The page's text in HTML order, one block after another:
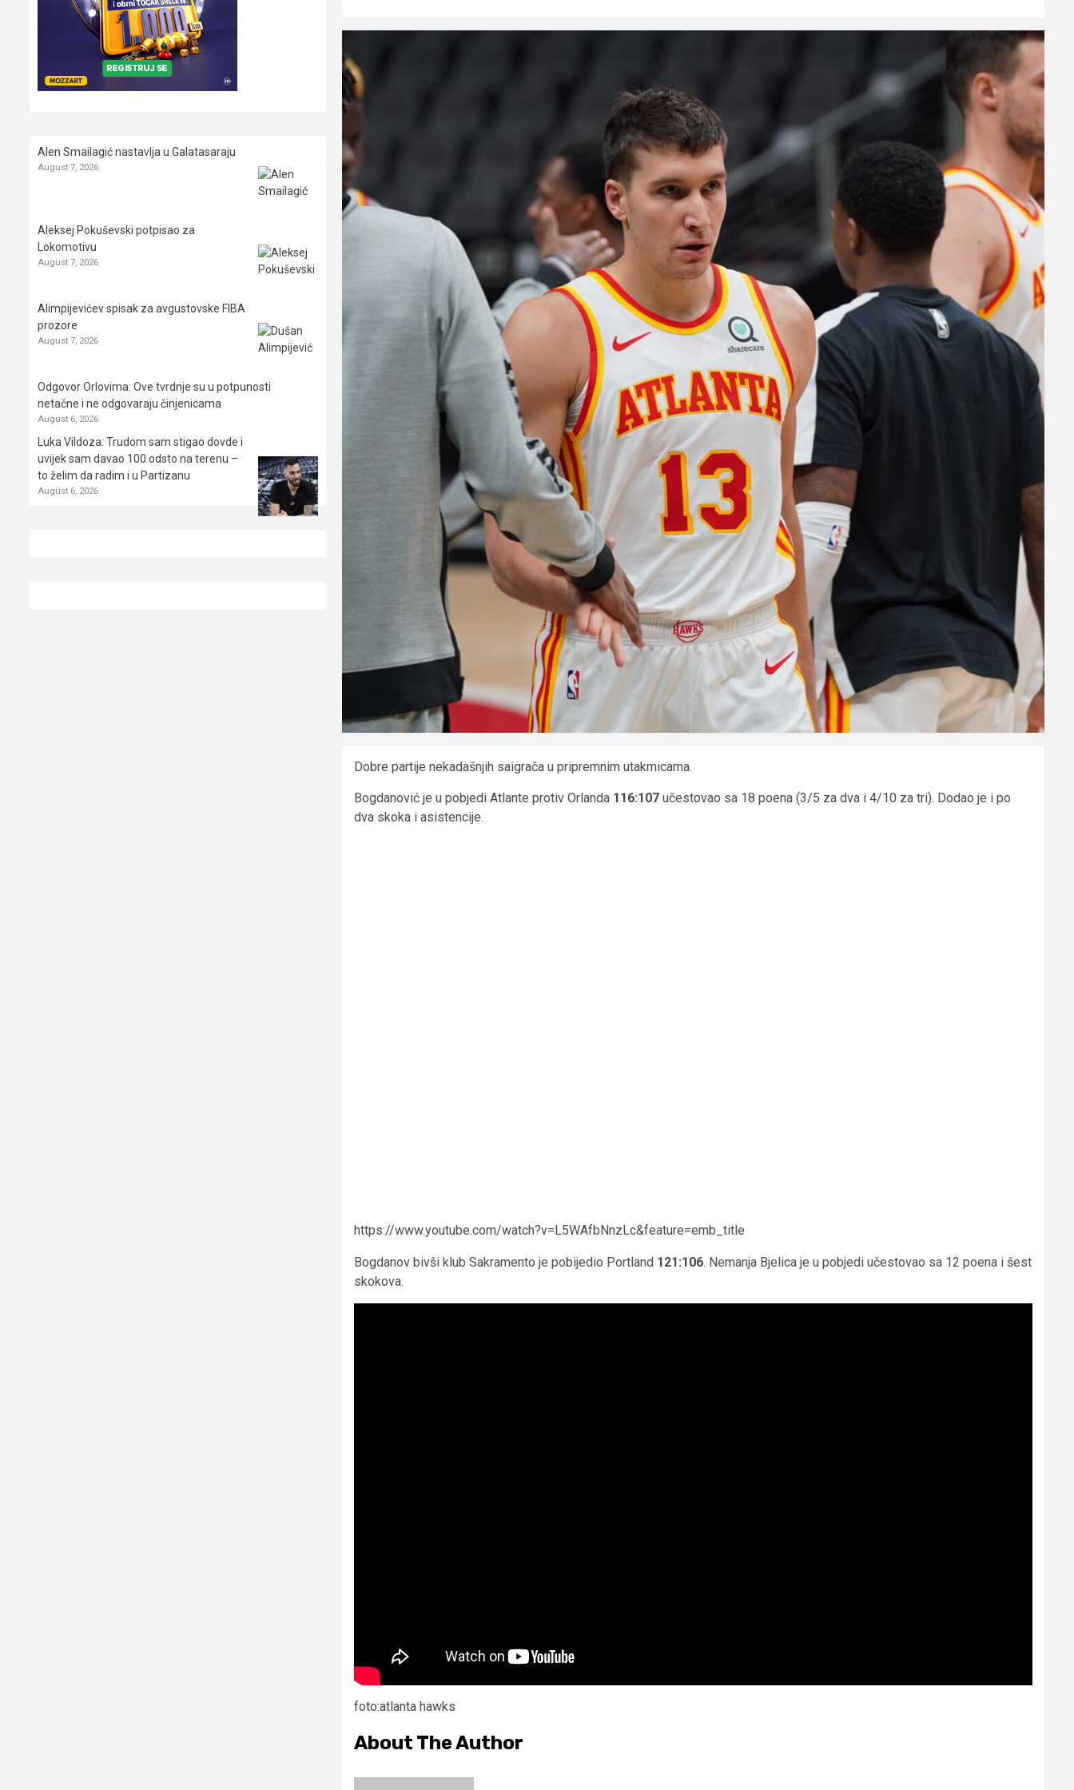
Dobre partije nekadašnjih saigrača u pripremnim utakmicama.
Bogdanović je u pobjedi Atlante protiv Orlanda 116:107 učestovao sa 18 poena (3/5 za dva i 4/10 za tri). Dodao je i po
dva skoka i asistencije.
https://www.youtube.com/watch?v=L5WAfbNnzLc&feature=emb_title
Bogdanov bivši klub Sakramento je pobijedio Portland 121:106. Nemanja Bjelica je u pobjedi učestovao sa 12 poena i šest
skokova.
foto:atlanta hawks
About The Author
Alen Smailagić nastavlja u Galatasaraju
August 7, 2026
Aleksej Pokuševski potpisao za
Lokomotivu
August 7, 2026
Alimpijevićev spisak za avgustovske FIBA
prozore
August 7, 2026
Odgovor Orlovima: ​Ove tvrdnje su u potpunosti
netačne i ne odgovaraju činjenicama
August 6, 2026
Luka Vildoza: Trudom sam stigao dovde i
uvijek sam davao 100 odsto na terenu –
to želim da radim i u Partizanu
August 6, 2026